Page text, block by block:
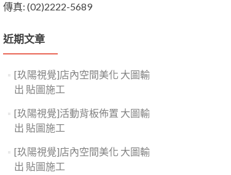
傳真: (02)2222-5689
近期文章
[玖陽視覺]店內空間美化 大圖輸
出 貼圖施工
[玖陽視覺]活動背板佈置 大圖輸
出 貼圖施工
[玖陽視覺]店內空間美化 大圖輸
出 貼圖施工